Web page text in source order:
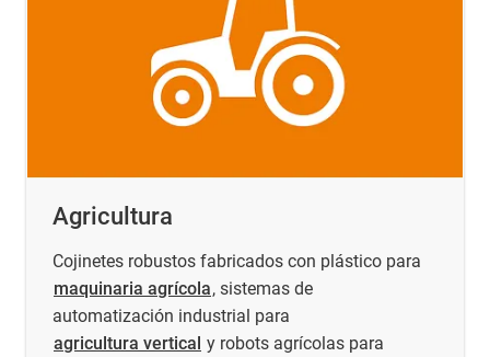
Agricultura
Cojinetes robustos fabricados con plástico para
maquinaria agrícola, sistemas de
automatización industrial para
agricultura vertical y robots agrícolas para